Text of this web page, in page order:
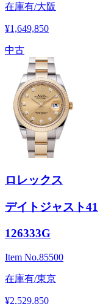
在庫有/大阪
¥1,649,850
中古
ロレックス
デイトジャスト41
126333G
Item No.85500
在庫有/東京
¥2,529,850